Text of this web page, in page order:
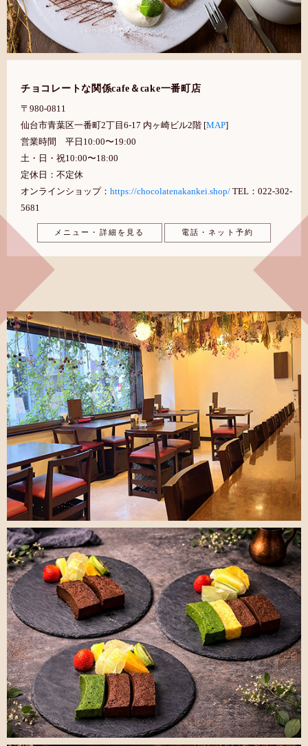
チョコレートな関係cafe＆cake一番町店
〒980-0811
仙台市青葉区一番町2丁目6-17 内ヶ崎ビル2階 [MAP]
営業時間 平日10:00〜19:00
土・日・祝10:00〜18:00
定休日：不定休
オンラインショップ： https://chocolatenakankei.shop/ TEL：022-302-
5681
メニュー・詳細を見る 電話・ネット予約